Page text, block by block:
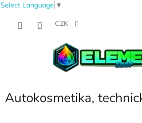
Select Language ▼
CZK
Autokosmetika,